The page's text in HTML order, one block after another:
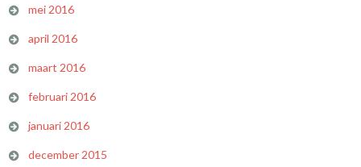
mei 2016
april 2016
maart 2016
februari 2016
januari 2016
december 2015